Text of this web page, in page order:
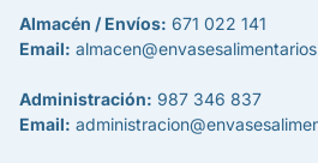
Almacén / Envíos: 671 022 141
Email:
Administración: 987 346 837
Email: